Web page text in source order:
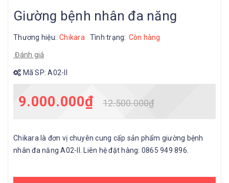
Giường bệnh nhân đa năng
Thương hiệu: Chikara Tình trạng: Còn hàng
Đánh giá
Mã SP:A02-II
9.000.000₫ 12.500.000₫
Chikara là đơn vị chuyên cung cấp sản phẩm giường bệnh
nhân đa năng A02-II. Liên hệ đặt hàng: 0865 949 896.